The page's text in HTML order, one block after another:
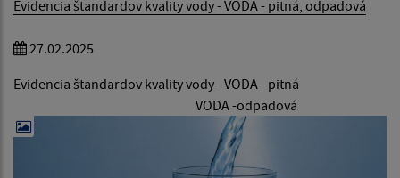
Evidencia štandardov kvality vody - VODA - pitná, odpadová
27.02.2025
Evidencia štandardov kvality vody - VODA - pitná
VODA -odpadová